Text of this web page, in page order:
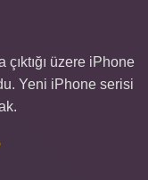
üzere iPhone
Yeni iPhone serisi